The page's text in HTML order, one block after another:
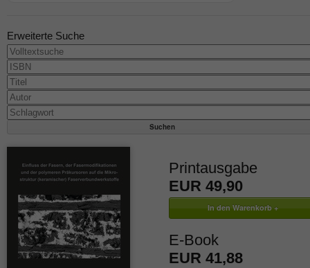
Erweiterte Suche
Printausgabe
EUR 49,90
E-Book
EUR 41,88